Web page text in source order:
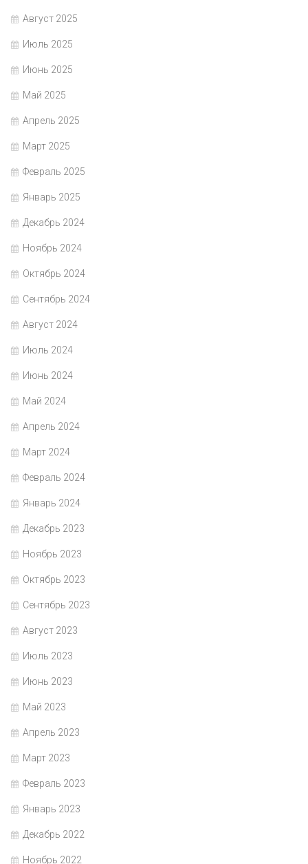
Август 2025
Июль 2025
Июнь 2025
Май 2025
Апрель 2025
Март 2025
Февраль 2025
Январь 2025
Декабрь 2024
Ноябрь 2024
Октябрь 2024
Сентябрь 2024
Август 2024
Июль 2024
Июнь 2024
Май 2024
Апрель 2024
Март 2024
Февраль 2024
Январь 2024
Декабрь 2023
Ноябрь 2023
Октябрь 2023
Сентябрь 2023
Август 2023
Июль 2023
Июнь 2023
Май 2023
Апрель 2023
Март 2023
Февраль 2023
Январь 2023
Декабрь 2022
Ноябрь 2022